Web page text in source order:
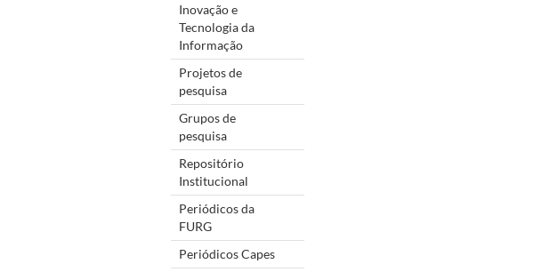
Inovação e
Tecnologia da
Informação
Projetos de
pesquisa
Grupos de
pesquisa
Repositório
Institucional
Periódicos da
FURG
Periódicos Capes